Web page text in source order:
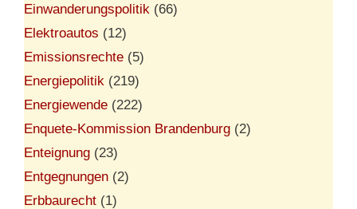
Einwanderungspolitik (66)
Elektroautos (12)
Emissionsrechte (5)
Energiepolitik (219)
Energiewende (222)
Enquete-Kommission Brandenburg (2)
Enteignung (23)
Entgegnungen (2)
Erbbaurecht (1)